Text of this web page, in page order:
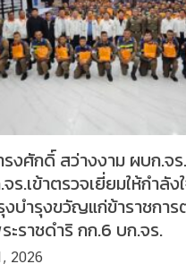
งศักดิ์ สว่างงาม ผบก.จ
ร.เข้าตรวจเยี่ยมให้กำลั
บำรุงขวัญแก่ข้าราชการ
ะราชดำริ กก.6 บก.จร.
2026